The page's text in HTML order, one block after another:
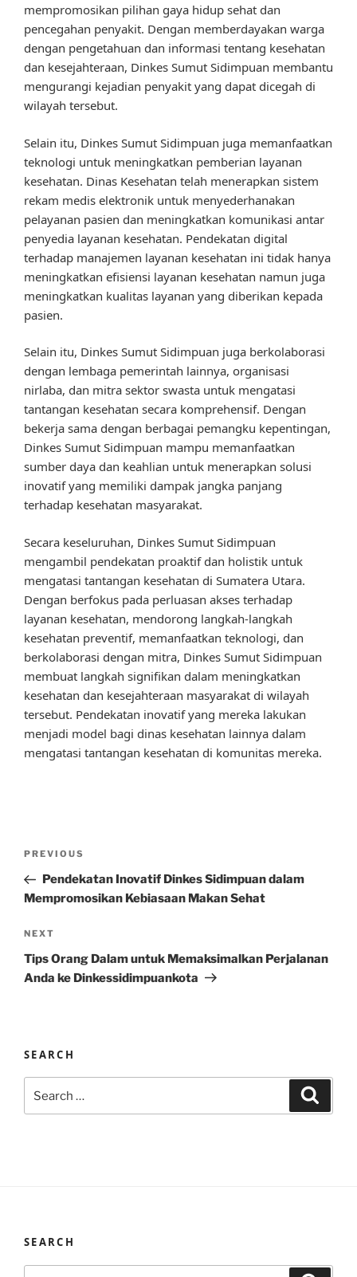
mempromosikan pilihan gaya hidup sehat dan
pencegahan penyakit. Dengan memberdayakan warga
dengan pengetahuan dan informasi tentang kesehatan
dan kesejahteraan, Dinkes Sumut Sidimpuan membantu
mengurangi kejadian penyakit yang dapat dicegah di
wilayah tersebut.
Selain itu, Dinkes Sumut Sidimpuan juga memanfaatkan
teknologi untuk meningkatkan pemberian layanan
kesehatan. Dinas Kesehatan telah menerapkan sistem
rekam medis elektronik untuk menyederhanakan
pelayanan pasien dan meningkatkan komunikasi antar
penyedia layanan kesehatan. Pendekatan digital
terhadap manajemen layanan kesehatan ini tidak hanya
meningkatkan efisiensi layanan kesehatan namun juga
meningkatkan kualitas layanan yang diberikan kepada
pasien.
Selain itu, Dinkes Sumut Sidimpuan juga berkolaborasi
dengan lembaga pemerintah lainnya, organisasi
nirlaba, dan mitra sektor swasta untuk mengatasi
tantangan kesehatan secara komprehensif. Dengan
bekerja sama dengan berbagai pemangku kepentingan,
Dinkes Sumut Sidimpuan mampu memanfaatkan
sumber daya dan keahlian untuk menerapkan solusi
inovatif yang memiliki dampak jangka panjang
terhadap kesehatan masyarakat.
Secara keseluruhan, Dinkes Sumut Sidimpuan
mengambil pendekatan proaktif dan holistik untuk
mengatasi tantangan kesehatan di Sumatera Utara.
Dengan berfokus pada perluasan akses terhadap
layanan kesehatan, mendorong langkah-langkah
kesehatan preventif, memanfaatkan teknologi, dan
berkolaborasi dengan mitra, Dinkes Sumut Sidimpuan
membuat langkah signifikan dalam meningkatkan
kesehatan dan kesejahteraan masyarakat di wilayah
tersebut. Pendekatan inovatif yang mereka lakukan
menjadi model bagi dinas kesehatan lainnya dalam
mengatasi tantangan kesehatan di komunitas mereka.
Previous
Post
PREVIOUS
Pendekatan Inovatif Dinkes Sidimpuan dalam
Mempromosikan Kebiasaan Makan Sehat
Next
Post
NEXT
Tips Orang Dalam untuk Memaksimalkan Perjalanan
Anda ke Dinkessidimpuankota
SEARCH
for:
SEARCH